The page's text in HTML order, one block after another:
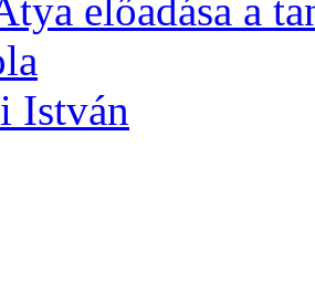
előadása a
István